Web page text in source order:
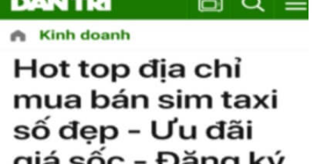
Việc này sẽ tốn không ít thời gian, nhưng nếu đã chấp nhận
bỏ ra một số tiền lớn thì việc cân nhắc lâu cũng là điều dễ
hiểu.
Tham khảo ngay:Danh Sách Sim Số Đẹp VIettel
Mua Sim Giảm Giá Có Phải Là
Sim Xấu?